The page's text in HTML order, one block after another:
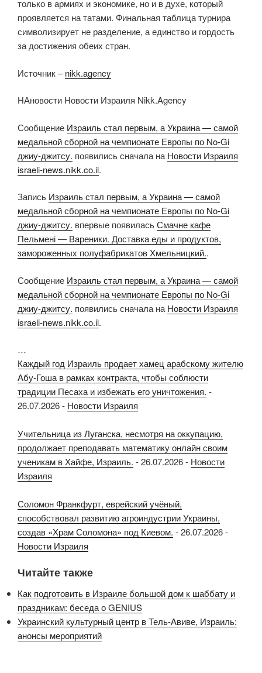
только в армиях и экономике, но и в духе, который
проявляется на татами. Финальная таблица турнира
символизирует не разделение, а единство и гордость
за достижения обеих стран.
Источник –nikk.agency
НАновости Новости Израиля Nikk.Agency
Сообщение Израиль стал первым, а Украина — самой
медальной сборной на чемпионате Европы по No-Gi
джиу-джитсу. появились сначала на Новости Израиля
israeli-news.nikk.co.il.
Запись Израиль стал первым, а Украина — самой
медальной сборной на чемпионате Европы по No-Gi
джиу-джитсу. впервые появиласьСмачне кафе
Пельмені — Вареники. Доставка еды и продуктов,
замороженных полуфабрикатов Хмельницкий..
Сообщение Израиль стал первым, а Украина — самой
медальной сборной на чемпионате Европы по No-Gi
джиу-джитсу. появились сначала на Новости Израиля
israeli-news.nikk.co.il.
…
Каждый год Израиль продает хамец арабскому жителю
Абу-Гоша в рамках контракта, чтобы соблюсти
традиции Песаха и избежать его уничтожения. -
26.07.2026- Новости Израиля
Учительница из Луганска, несмотря на оккупацию,
продолжает преподавать математику онлайн своим
ученикам в Хайфе, Израиль. -26.07.2026- Новости
Израиля
Соломон Франкфурт, еврейский учёный,
способствовал развитию агроиндустрии Украины,
создав «Храм Соломона» под Киевом. -26.07.2026-
Новости Израиля
Читайте также
Как подготовить в Израиле большой дом к шаббату и
праздникам: беседа о GENIUS
Украинский культурный центр в Тель-Авиве, Израиль:
анонсы мероприятий